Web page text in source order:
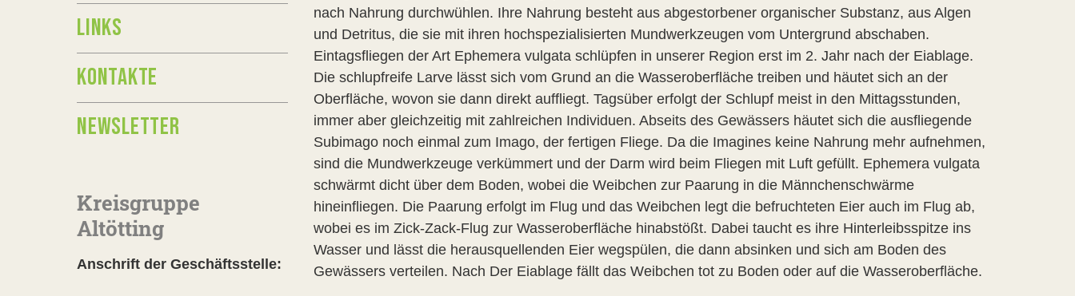
nach Nahrung durchwühlen. Ihre Nahrung besteht aus abgestorbener organischer Substanz, aus Algen
und Detritus, die sie mit ihren hochspezialisierten Mundwerkzeugen vom Untergrund abschaben.
Eintagsfliegen der Art Ephemera vulgata schlüpfen in unserer Region erst im 2. Jahr nach der Eiablage.
Die schlupfreife Larve lässt sich vom Grund an die Wasseroberfläche treiben und häutet sich an der
Oberfläche, wovon sie dann direkt auffliegt. Tagsüber erfolgt der Schlupf meist in den Mittagsstunden,
immer aber gleichzeitig mit zahlreichen Individuen. Abseits des Gewässers häutet sich die ausfliegende
Subimago noch einmal zum Imago, der fertigen Fliege. Da die Imagines keine Nahrung mehr aufnehmen,
sind die Mundwerkzeuge verkümmert und der Darm wird beim Fliegen mit Luft gefüllt. Ephemera vulgata
schwärmt dicht über dem Boden, wobei die Weibchen zur Paarung in die Männchenschwärme
hineinfliegen. Die Paarung erfolgt im Flug und das Weibchen legt die befruchteten Eier auch im Flug ab,
wobei es im Zick-Zack-Flug zur Wasseroberfläche hinabstößt. Dabei taucht es ihre Hinterleibsspitze ins
Wasser und lässt die herausquellenden Eier wegspülen, die dann absinken und sich am Boden des
Gewässers verteilen. Nach Der Eiablage fällt das Weibchen tot zu Boden oder auf die Wasseroberfläche.
LINKS
KONTAKTE
NEWSLETTER
Kreisgruppe
Altötting
Anschrift der Geschäftsstelle: